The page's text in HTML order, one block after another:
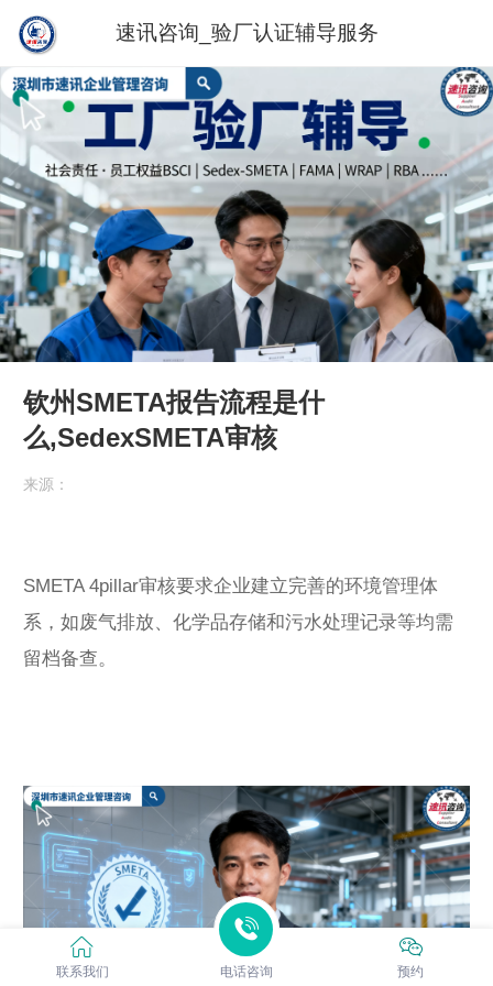
速讯咨询_验厂认证辅导服务
钦州SMETA报告流程是什
么,SedexSMETA审核
来源：
SMETA 4pillar审核要求企业建立完善的环境管理体
系，如废气排放、化学品存储和污水处理记录等均需
留档备查。
联系我们 电话咨询 预约